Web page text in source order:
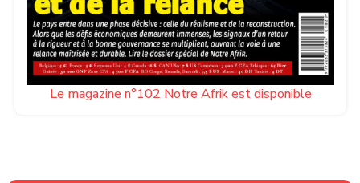
Le magazine n°102 Notre Afrik est disponible